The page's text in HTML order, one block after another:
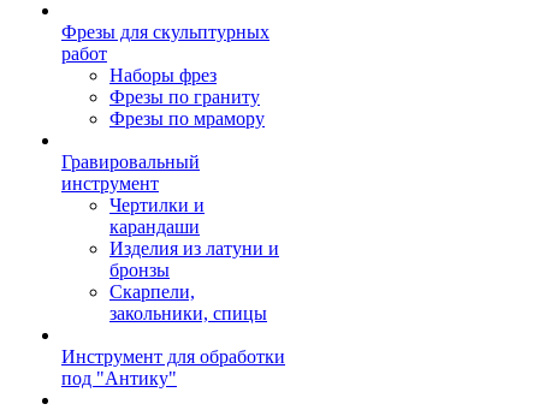
Фрезы для скульптурных
работ
Наборы фрез
Фрезы по граниту
Фрезы по мрамору
Гравировальный
инструмент
Чертилки и
карандаши
Изделия из латуни и
бронзы
Скарпели,
закольники, спицы
Инструмент для обработки
под "Антику"